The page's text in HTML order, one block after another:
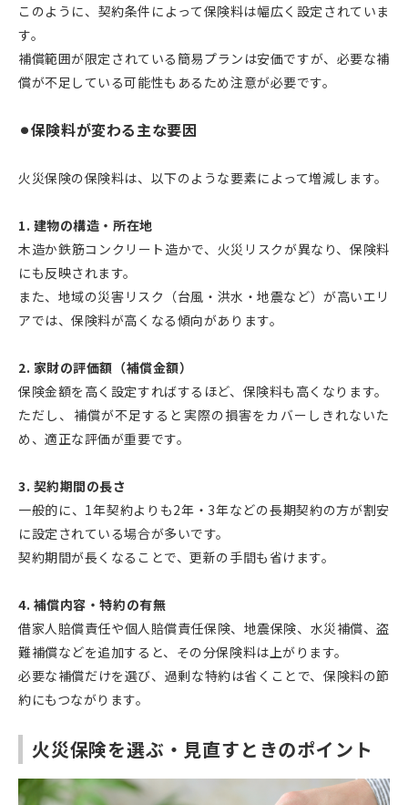
このように、契約条件によって保険料は幅広く設定されていま
す。
補償範囲が限定されている簡易プランは安価ですが、必要な補
償が不足している可能性もあるため注意が必要です。
⚫︎保険料が変わる主な要因
火災保険の保険料は、以下のような要素によって増減します。
1. 建物の構造・所在地
木造か鉄筋コンクリート造かで、火災リスクが異なり、保険料
にも反映されます。
また、地域の災害リスク（台風・洪水・地震など）が高いエリ
アでは、保険料が高くなる傾向があります。
2. 家財の評価額（補償金額）
保険金額を高く設定すればするほど、保険料も高くなります。
ただし、補償が不足すると実際の損害をカバーしきれないた
め、適正な評価が重要です。
3. 契約期間の長さ
一般的に、1年契約よりも2年・3年などの長期契約の方が割安
に設定されている場合が多いです。
契約期間が長くなることで、更新の手間も省けます。
4. 補償内容・特約の有無
借家人賠償責任や個人賠償責任保険、地震保険、水災補償、盗
難補償などを追加すると、その分保険料は上がります。
必要な補償だけを選び、過剰な特約は省くことで、保険料の節
約にもつながります。
火災保険を選ぶ・見直すときのポイント